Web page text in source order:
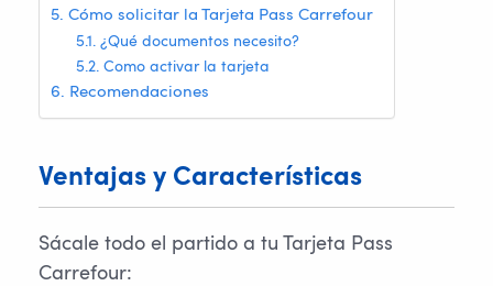
Cómo solicitar la Tarjeta Pass Carrefour
¿Qué documentos necesito?
Como activar la tarjeta
Recomendaciones
Ventajas y Características
Sácale todo el partido a tu Tarjeta Pass
Carrefour: